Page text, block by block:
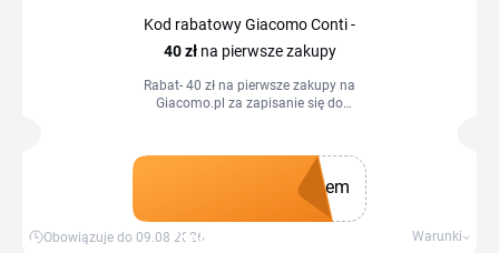
Kod rabatowy Giacomo Conti -
40 złna pierwsze zakupy
Rabat- 40 zł na pierwsze zakupy na
Giacomo.pl za zapisanie się do
Zdobądź kupon
lem
Obowiązuje do 09.08.2026 Warunki